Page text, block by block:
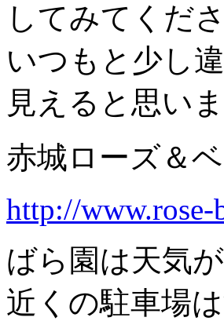
してみてくださ
いつもと少し
見えると思いま
赤城ローズ＆
http://www.rose-
ばら園は天気
近くの駐車場